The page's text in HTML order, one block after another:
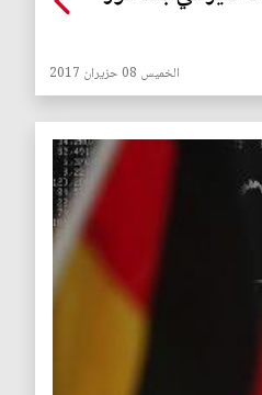
الخميس 08 حزيران 2017